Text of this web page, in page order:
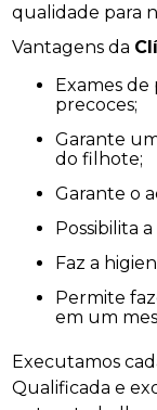
qualidade para
Vantagens da
Exames de prevenção e os diagnósticos
precoces;
Garante uma análise do estado geral de saúde
do filhote;
Garante o
Possibilita
Faz a
Permite fazer todos os exames e procedimentos
em um
Executamos
Qualificada e